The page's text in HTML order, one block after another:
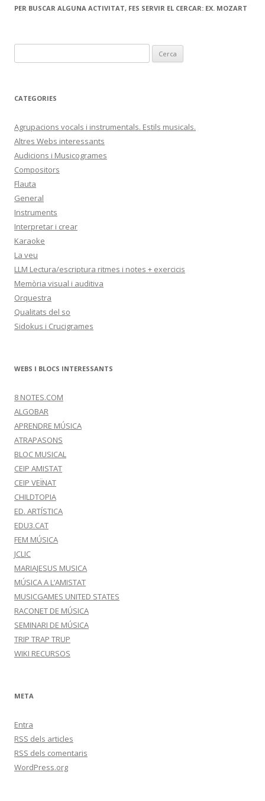
PER BUSCAR ALGUNA ACTIVITAT, FES SERVIR EL CERCAR: EX. MOZART
e
c
CATEGORIES
Agrupacions vocals i instrumentals. Estils musicals.
Altres Webs interessants
Audicions i Musicogrames
Compositors
Flauta
General
Instruments
Interpretar i crear
Karaoke
La veu
LLM Lectura/escriptura ritmes i notes + exercicis
Memòria visual i auditiva
Orquestra
Qualitats del so
Sidokus i Crucigrames
WEBS I BLOCS INTERESSANTS
8 NOTES.COM
ALGOBAR
APRENDRE MÚSICA
ATRAPASONS
BLOC MUSICAL
CEIP AMISTAT
CEIP VEÏNAT
CHILDTOPIA
ED. ARTÍSTICA
EDU3.CAT
FEM MÚSICA
JCLIC
MARIAJESUS MUSICA
MÚSICA A L’AMISTAT
MUSICGAMES UNITED STATES
RACONET DE MÚSICA
SEMINARI DE MÚSICA
TRIP TRAP TRUP
WIKI RECURSOS
META
Entra
RSS dels articles
RSS dels comentaris
WordPress.org